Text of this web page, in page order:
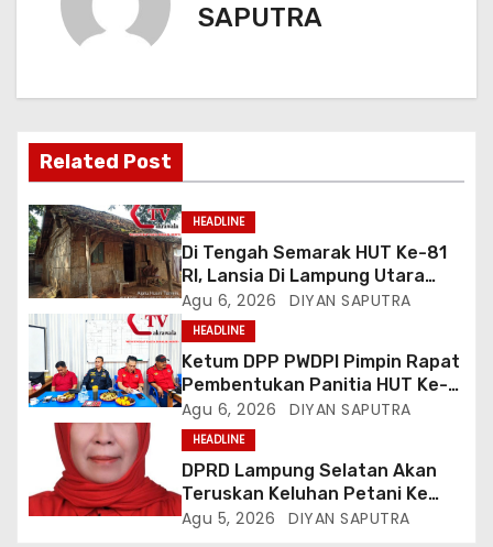
SAPUTRA
Related Post
HEADLINE
Di Tengah Semarak HUT Ke-81
RI, Lansia Di Lampung Utara
Hidup Memprihatinkan
Agu 6, 2026 DIYAN SAPUTRA
HEADLINE
Ketum DPP PWDPI Pimpin Rapat
Pembentukan Panitia HUT Ke-4,
Berikut Susunan Dan Rangkaian
Kegiatannya
Agu 6, 2026 DIYAN SAPUTRA
HEADLINE
DPRD Lampung Selatan Akan
Teruskan Keluhan Petani Ke
Dinas Terkait, Minta Audit
Agu 5, 2026 DIYAN SAPUTRA